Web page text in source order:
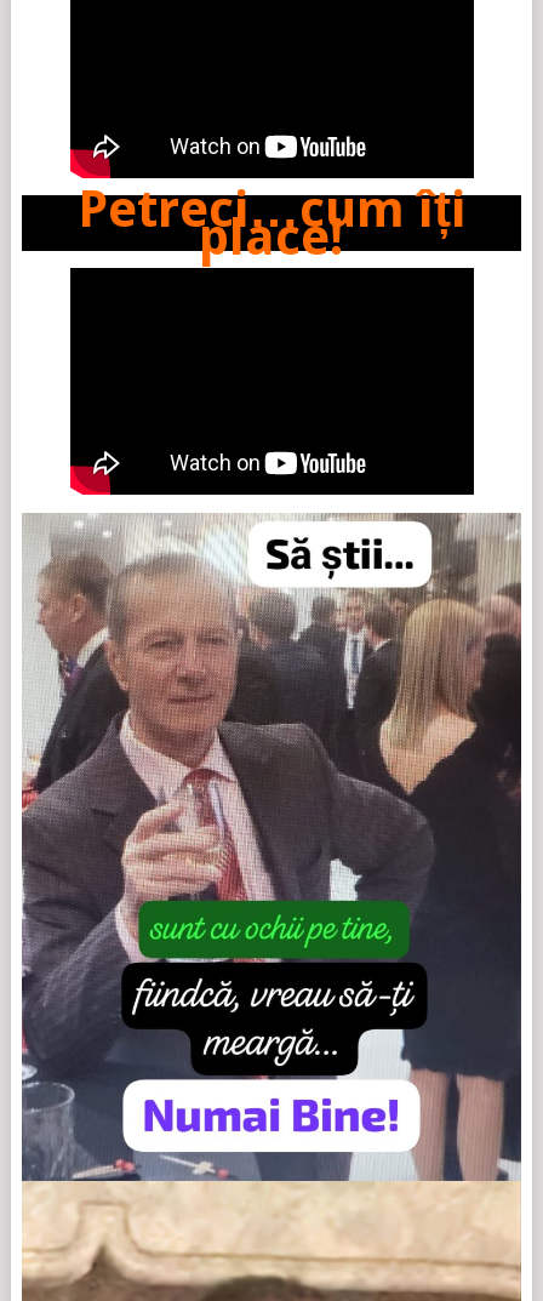
Petreci…cum îți
place!